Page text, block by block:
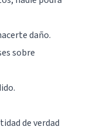
daño.
sobre
de verdad